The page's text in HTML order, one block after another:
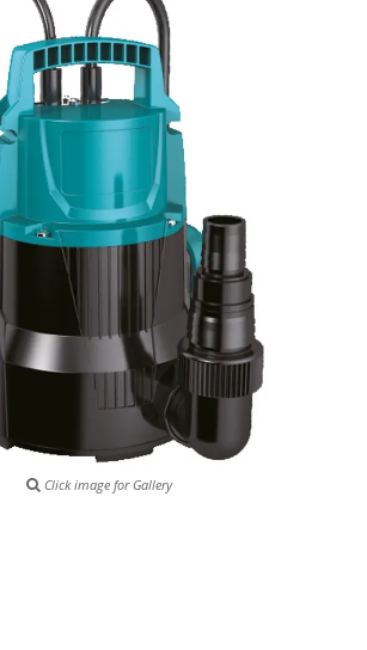
Click image for Gallery